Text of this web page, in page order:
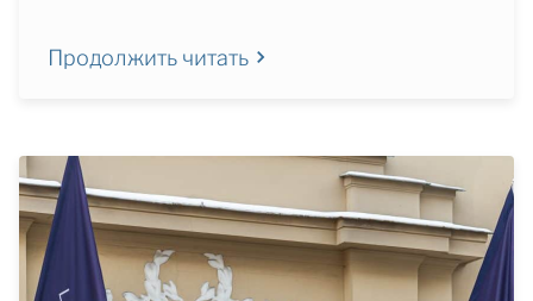
Продолжить читать